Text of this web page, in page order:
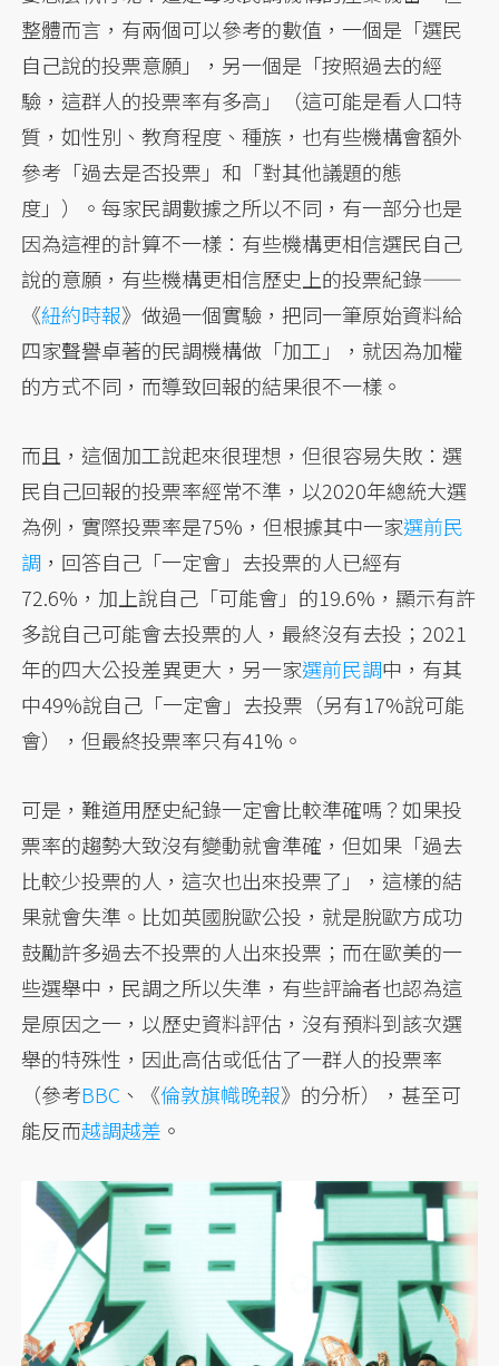
整體而言，有兩個可以參考的數值，一個是「選民
自己說的投票意願」，另一個是「按照過去的經
驗，這群人的投票率有多高」（這可能是看人口特
質，如性別、教育程度、種族，也有些機構會額外
參考「過去是否投票」和「對其他議題的態
度」）。每家民調數據之所以不同，有一部分也是
因為這裡的計算不一樣：有些機構更相信選民自己
說的意願，有些機構更相信歷史上的投票紀錄——
《紐約時報》做過一個實驗，把同一筆原始資料給
四家聲譽卓著的民調機構做「加工」，就因為加權
的方式不同，而導致回報的結果很不一樣。
而且，這個加工說起來很理想，但很容易失敗：選
民自己回報的投票率經常不準，以2020年總統大選
為例，實際投票率是75%，但根據其中一家選前民
調 ，回答自己「一定會」去投票的人已經有
72.6%，加上說自己「可能會」的19.6%，顯示有許
多說自己可能會去投票的人，最終沒有去投；2021
年的四大公投差異更大，另一家選前民調中，有其
中49%說自己「一定會」去投票（另有17%說可能
會），但最終投票率只有41%。
可是，難道用歷史紀錄一定會比較準確嗎？如果投
票率的趨勢大致沒有變動就會準確，但如果「過去
比較少投票的人，這次也出來投票了」，這樣的結
果就會失準。比如英國脫歐公投，就是脫歐方成功
鼓勵許多過去不投票的人出來投票；而在歐美的一
些選舉中，民調之所以失準，有些評論者也認為這
是原因之一，以歷史資料評估，沒有預料到該次選
舉的特殊性，因此高估或低估了一群人的投票率
（參考BBC 、《倫敦旗幟晚報》的分析），甚至可
能反而越調越差 。